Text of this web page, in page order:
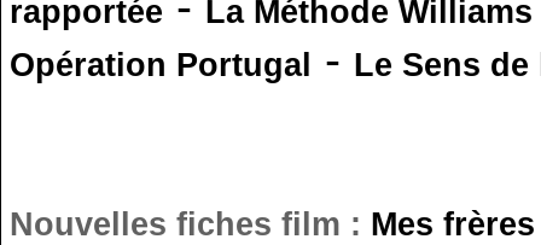
rapportée
La Méthode Williams
Opération Portugal - Le Sens
Nouvelles fiches film : Mes